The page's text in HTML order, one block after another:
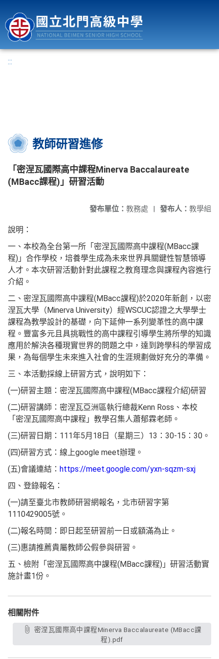
:::
教師研習進修
「密涅瓦國際高中課程Minerva Baccalaureate
(MBacc課程)」研習活動
發布人： 教學組
發布單位： 教務處 |
說明：
一、本校為全台第一所「密涅瓦國際高中課程(MBacc課
程)」合作學校，培養學生成為未來世界具關鍵性智慧領導
人才。本次研習活動針對此課程之教育理念與課程內容進行
介紹。
二、密涅瓦國際高中課程(MBacc課程)於2020年新創，以密
涅瓦大學（Minerva University）經WSCUC認證之大學學士
課程為教學設計的基礎，向下延伸一系列變革性的高中課
程。豐富多元且具挑戰性的高中課程引導學生將所學的知識
應用於解決各種現實世界的問題之中，達到跨學科的學習成
果，為每個學生未來進入社會的生涯規劃做好充分的準備。
三、本活動採線上研習方式，說明如下：
(一)研習主題：密涅瓦國際高中課程(MBacc課程介紹)研習
(二)研習講師：密涅瓦亞洲區執行總裁Kenn Ross、本校
「密涅瓦國際高中課程」教學召集人蕭郁霖老師。
(三)研習日期：111年5月18日（星期三）13：30-15：30。
(四)研習方式：線上google meet辦理。
(五)會議連結： https://meet.google.com/yxn-sqzm-sxj
四、登錄報名：
(一)請至臺北市教師研習網報名，北市研習字第
1110429005號。
(二)報名時間：即日起至研習前一日或額滿為止。
(三)惠請推薦貴屬教師公假參與研習。
五、檢附「密涅瓦國際高中課程(MBacc課程)」研習活動實
施計畫1份。
相關附件
程).pdf